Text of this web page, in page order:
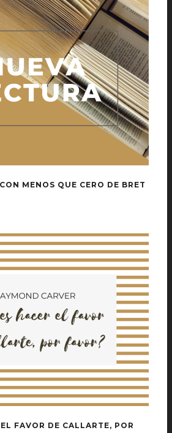
MENOS QUE CERO DE BRET
FAVOR DE CALLARTE, POR